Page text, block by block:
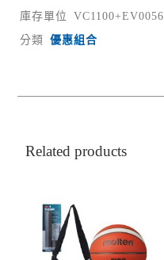
庫存單位
VC1100+EV0056
分類
優惠組合
Related products